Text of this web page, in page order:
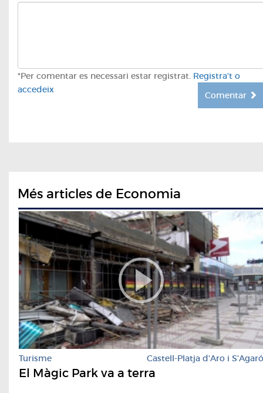
*Per comentar es necessari estar registrat. Registra't o
accedeix
Comentar
Més articles de Economia
Turisme Castell-Platja d'Aro i S'Agaró
El Màgic Park va a terra